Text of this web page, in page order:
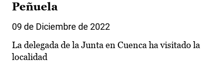
Peñuela
09 de Diciembre de 2022
La delegada de la Junta en Cuenca ha visitado la
localidad